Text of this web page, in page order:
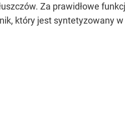
Za prawidłowe
który jest syntetyzowany